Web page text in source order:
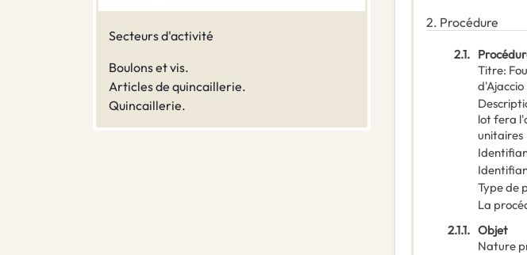
Secteurs d'activité
Boulons et vis.
Articles de quincaillerie.
Quincaillerie.
2. Procédure
2.1.
Titre:
d'Ajaccio
lot fera
unitaires
Type de
La
2.1.1. Objet
Nature